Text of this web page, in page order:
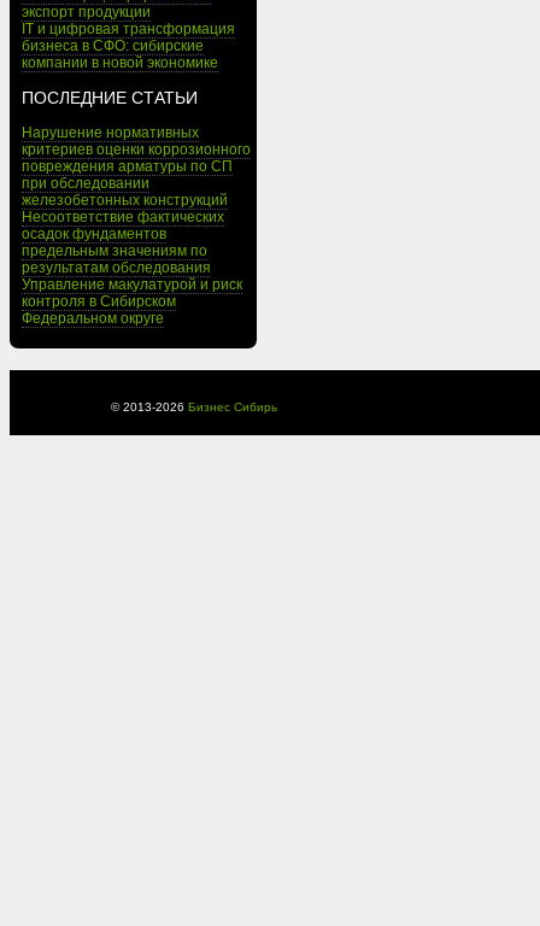
экспорт продукции
IT и цифровая трансформация
бизнеса в СФО: сибирские
компании в новой экономике
ПОСЛЕДНИЕ СТАТЬИ
Нарушение нормативных
критериев оценки коррозионного
повреждения арматуры по СП
при обследовании
железобетонных конструкций
Несоответствие фактических
осадок фундаментов
предельным значениям по
результатам обследования
Управление макулатурой и риск
контроля в Сибирском
Федеральном округе
© 2013-2026 Бизнес Сибирь